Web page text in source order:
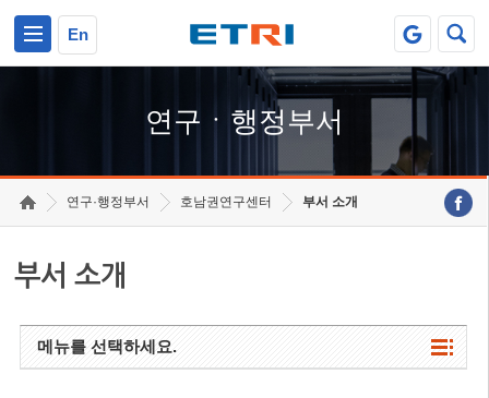
En
연구ㆍ행정부서
연구·행정부서 호남권연구센터 부서 소개
부서 소개
메뉴를 선택하세요.